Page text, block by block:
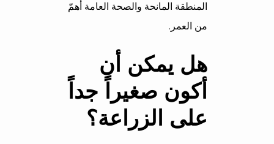
المنطقة المانحة والصحة العامة أهمّ
من العمر.
هل يمكن أن
أكون صغيراً جداً
على الزراعة؟